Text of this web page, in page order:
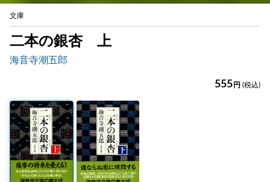
文庫
二本の銀杏 上
海音寺潮五郎
555 円 (税込)